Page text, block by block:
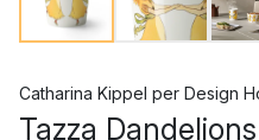
Catharina Kippel per Design
Tazza Dandelions